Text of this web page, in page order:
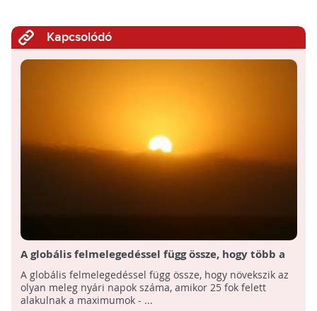
Kapcsolódó
A globális felmelegedéssel függ össze, hogy több a
meleg nyári nap
A globális felmelegedéssel függ össze, hogy növekszik az
olyan meleg nyári napok száma, amikor 25 fok felett
alakulnak a maximumok - ...